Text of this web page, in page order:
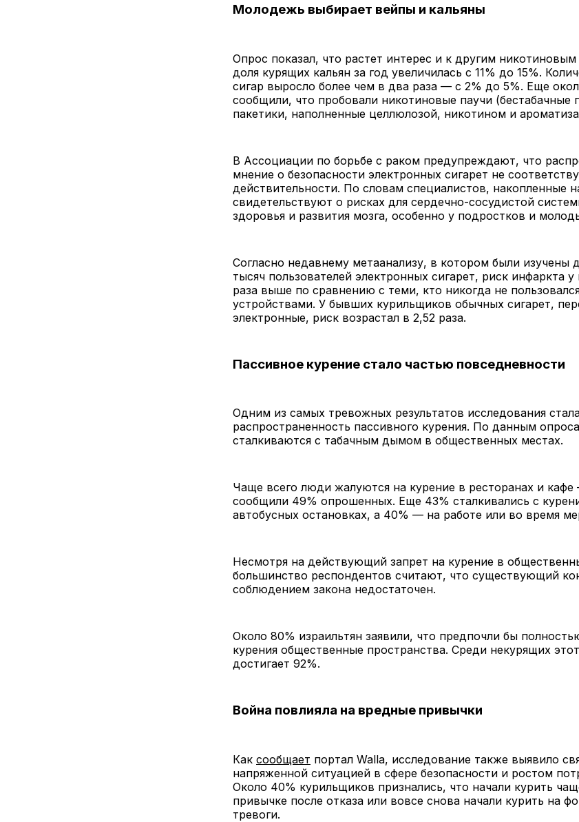
Молодежь выбирает вейпы и кальяны
Опрос показал, что растет интерес и к другим
доля курящих кальян за год увеличилась с 11% до 15%.
сигар выросло более чем в два раза — с 2% до 5%. Еще
сообщили, что пробовали никотиновые паучи (бестабачные
пакетики, наполненные целлюлозой, никотином и
В Ассоциации по борьбе с раком предупреждают, что
мнение о безопасности электронных сигарет не
действительности. По словам специалистов, накопленные
свидетельствуют о рисках для сердечно-сосудистой
здоровья и развития мозга, особенно у подростков и
Согласно недавнему метаанализу, в котором были изучены
тысяч пользователей электронных сигарет, риск инфаркта у
раза выше по сравнению с теми, кто никогда не
устройствами. У бывших курильщиков обычных сигарет,
электронные, риск возрастал в 2,52 раза.
Пассивное курение стало частью повседневности
Одним из самых тревожных результатов исследования
распространенность пассивного курения. По данным
сталкиваются с табачным дымом в общественных местах.
Чаще всего люди жалуются на курение в ресторанах и
сообщили 49% опрошенных. Еще 43% сталкивались с
автобусных остановках, а 40% — на работе или во время
Несмотря на действующий запрет на курение в
большинство респондентов считают, что существующий
соблюдением закона недостаточен.
Около 80% израильтян заявили, что предпочли бы
курения общественные пространства. Среди некурящих
достигает 92%.
Война повлияла на вредные привычки
Как сообщает портал Walla, исследование также выявило
напряженной ситуацией в сфере безопасности и ростом
Около 40% курильщиков признались, что начали курить
привычке после отказа или вовсе снова начали курить на
тревоги.